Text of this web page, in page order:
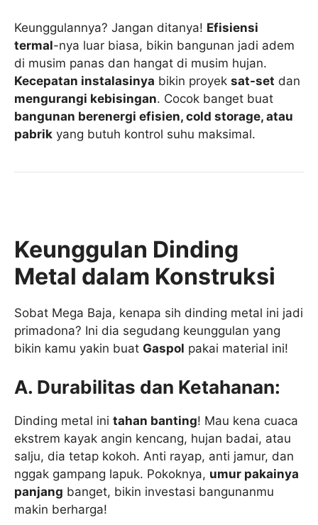
Keunggulannya? Jangan ditanya! Efisiensi
termal-nya luar biasa, bikin bangunan jadi adem
di musim panas dan hangat di musim hujan.
Kecepatan instalasinya bikin proyek sat-set dan
mengurangi kebisingan. Cocok banget buat
bangunan berenergi efisien, cold storage, atau
pabrik yang butuh kontrol suhu maksimal.
Keunggulan Dinding
Metal dalam Konstruksi
Sobat Mega Baja, kenapa sih dinding metal ini jadi
primadona? Ini dia segudang keunggulan yang
bikin kamu yakin buat Gaspol pakai material ini!
A. Durabilitas dan Ketahanan:
Dinding metal ini tahan banting! Mau kena cuaca
ekstrem kayak angin kencang, hujan badai, atau
salju, dia tetap kokoh. Anti rayap, anti jamur, dan
nggak gampang lapuk. Pokoknya, umur pakainya
panjang banget, bikin investasi bangunanmu
makin berharga!